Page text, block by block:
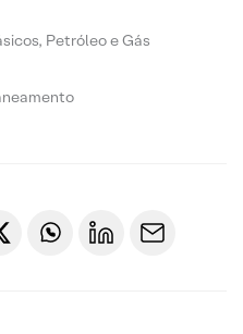
Petróleo e Gás